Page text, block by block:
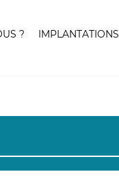
? IMPLANTATIONS